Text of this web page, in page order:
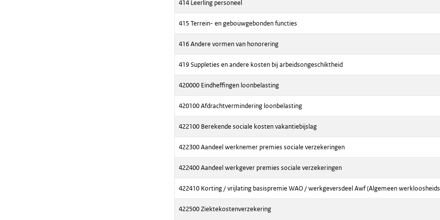
414 Leerling personeel
415 Terrein- en gebouwgebonden functies
416 Andere vormen van honorering
419 Suppleties en andere kosten bij arbeidsongeschiktheid
420000 Eindheffingen loonbelasting
420100 Afdrachtvermindering loonbelasting
422100 Berekende sociale kosten vakantiebijslag
422300 Aandeel werknemer premies sociale verzekeringen
422400 Aandeel werkgever premies sociale verzekeringen
422410 Korting / vrijlating basispremie WAO / werkgeversdeel Awf (Algemeen
422500 Ziektekostenverzekering